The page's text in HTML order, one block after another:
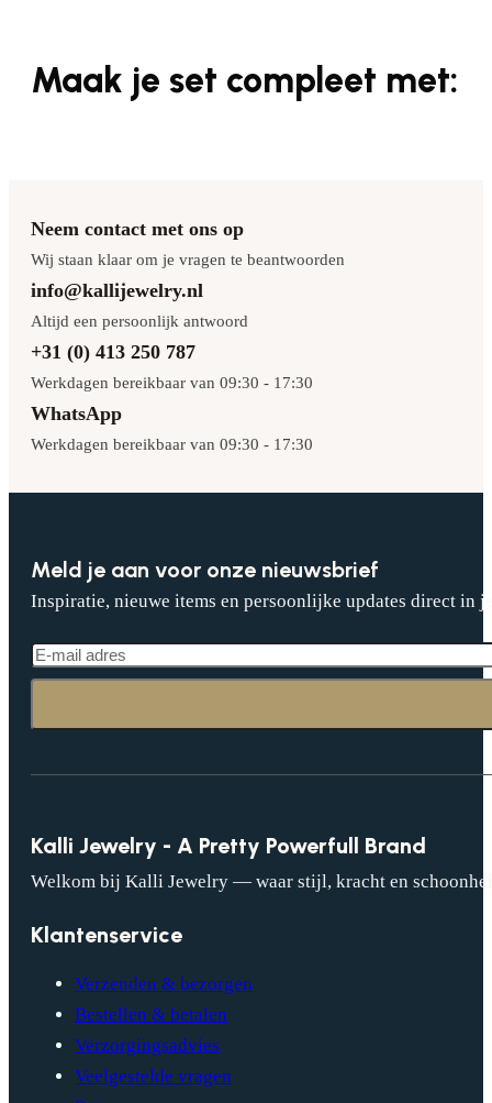
Maak je set compleet met:
Neem contact met ons op
Wij staan klaar om je vragen te beantwoorden
info@kallijewelry.nl
Altijd een persoonlijk antwoord
+31 (0) 413 250 787
Werkdagen bereikbaar van 09:30 - 17:30
WhatsApp
Werkdagen bereikbaar van 09:30 - 17:30
Meld je aan voor onze nieuwsbrief
Inspiratie, nieuwe items en persoonlijke updates direct in
Kalli Jewelry - A Pretty Powerfull Brand
Welkom bij Kalli Jewelry — waar stijl, kracht en
Klantenservice
Verzenden & bezorgen
Bestellen & betalen
Verzorgingsadvies
Veelgestelde vragen